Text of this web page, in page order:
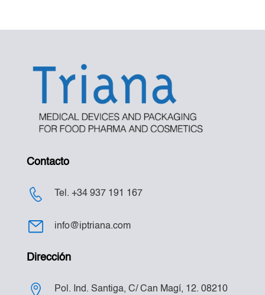
Contacto
Tel. +34 937 191 167
info@iptriana.com
Dirección
Pol. Ind. Santiga, C/ Can Magí, 12. 08210